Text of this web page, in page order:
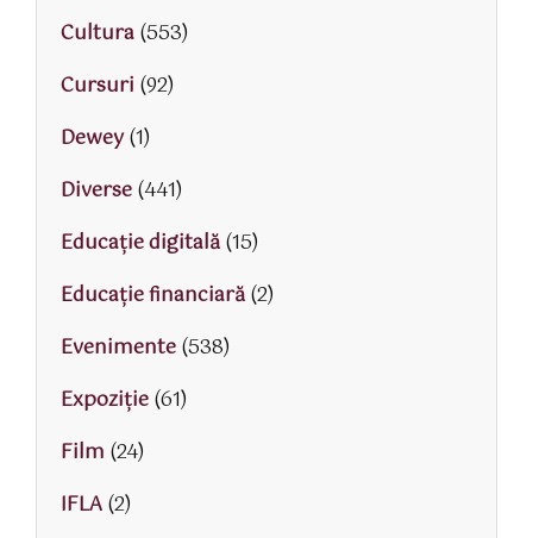
Cultura(553)
Cursuri (92)
Dewey(1)
Diverse(441)
Educaţie digitală(15)
Educaţie financiară(2)
Evenimente(538)
Expoziție(61)
Film (24)
IFLA(2)